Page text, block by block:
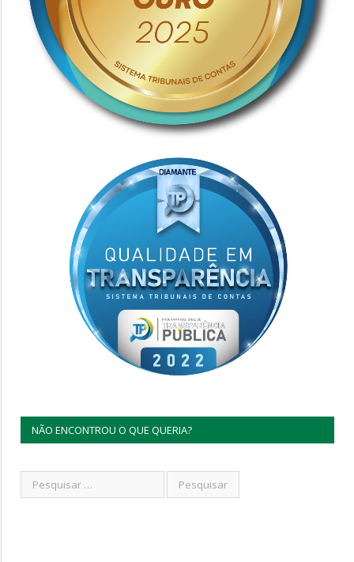
NÃO ENCONTROU O QUE QUERIA?